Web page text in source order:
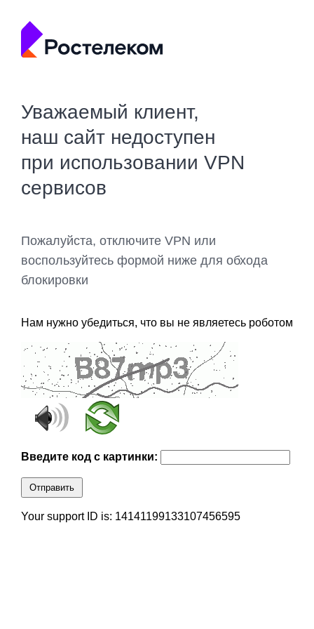
Уважаемый клиент,
наш сайт недоступен
при использовании VPN
сервисов
Пожалуйста, отключите VPN или
воспользуйтесь формой ниже для обхода
блокировки
Нам нужно убедиться, что вы не являетесь роботом
Введите код с картинки:
Отправить
Your support ID is: 14141199133107456595